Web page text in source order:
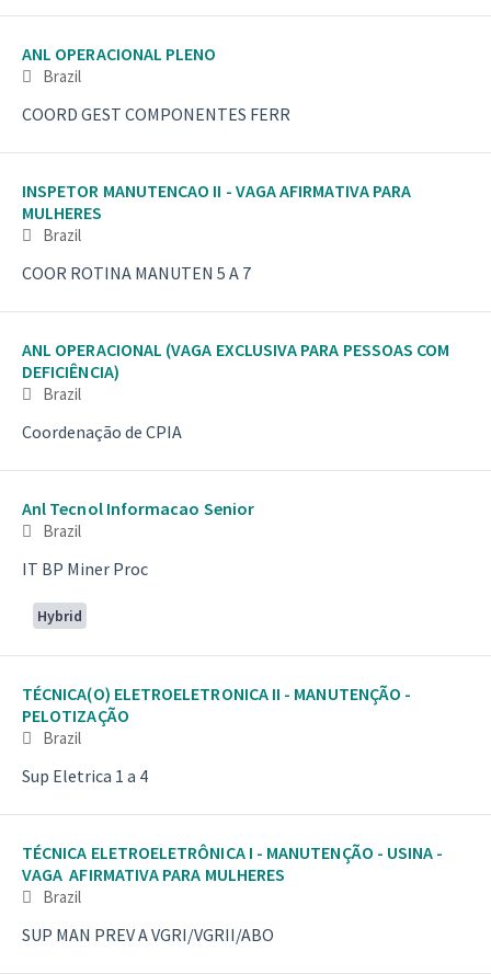
ANL OPERACIONAL PLENO
Brazil
COORD GEST COMPONENTES FERR
INSPETOR MANUTENCAO II - VAGA AFIRMATIVA PARA
MULHERES
Brazil
COOR ROTINA MANUTEN 5 A 7
ANL OPERACIONAL (VAGA EXCLUSIVA PARA PESSOAS COM
DEFICIÊNCIA)
Brazil
Coordenação de CPIA
Anl Tecnol Informacao Senior
Brazil
IT BP Miner Proc
Hybrid
TÉCNICA(O) ELETROELETRONICA II - MANUTENÇÃO -
PELOTIZAÇÃO
Brazil
Sup Eletrica 1 a 4
TÉCNICA ELETROELETRÔNICA I - MANUTENÇÃO - USINA -
VAGA AFIRMATIVA PARA MULHERES
Brazil
SUP MAN PREV A VGRI/VGRII/ABO